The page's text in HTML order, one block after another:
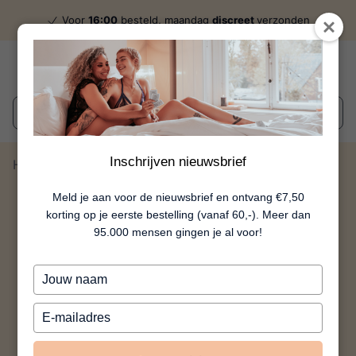
Inschrijven nieuwsbrief
Meld je aan voor de nieuwsbrief en ontvang €7,50
korting op je eerste bestelling (vanaf 60,-). Meer dan
95.000 mensen gingen je al voor!
Typ
je
naam
Typ
je
e-
Voor 16:00 besteld, maandag discreetverzonden
Wat zoek je?
Home Croco Paddle